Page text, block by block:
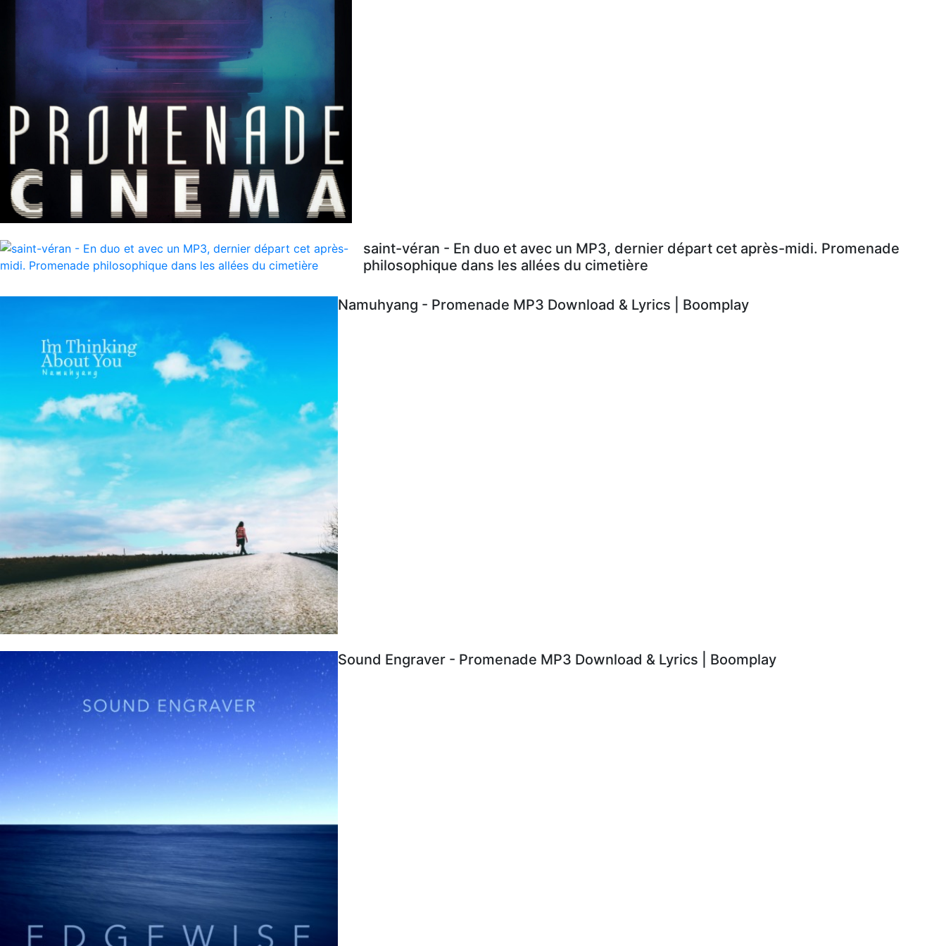
saint-véran - En duo et avec un MP3, dernier départ cet après-midi. Promenade
philosophique dans les allées du cimetière
Namuhyang - Promenade MP3 Download & Lyrics | Boomplay
Sound Engraver - Promenade MP3 Download & Lyrics | Boomplay